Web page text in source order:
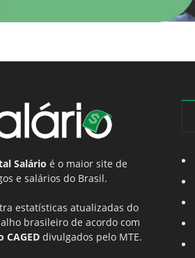
Salário é o maior site de
e salários do Brasil.
estatísticas atualizadas do
brasileiro de acordo com
divulgados pelo MTE.